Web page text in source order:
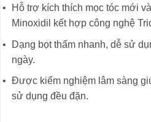
Hỗ trợ kích thích mọc tóc mới
Minoxidil kết hợp công nghệ
Dạng bọt thấm nhanh, dễ sử
ngày.
Được kiểm nghiệm lâm sàng
sử dụng đều đặn.